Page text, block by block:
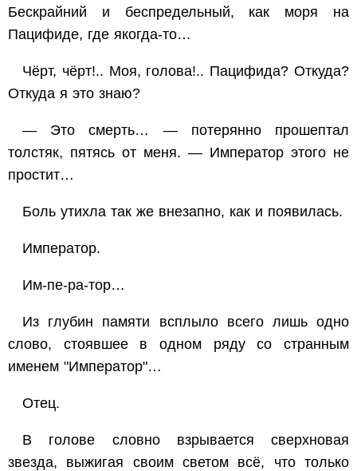
Бескрайний и беспредельный, как моря на
Пацифиде, где якогда-то…
Чёрт, чёрт!.. Моя, голова!.. Пацифида? Откуда?
Откуда я это знаю?
— Это смерть… — потерянно прошептал
толстяк, пятясь от меня. — Император этого не
простит…
Боль утихла так же внезапно, как и появилась.
Император.
Им-пе-ра-тор…
Из глубин памяти всплыло всего лишь одно
слово, стоявшее в одном ряду со странным
именем "Император"…
Отец.
В голове словно взрывается сверхновая
звезда, выжигая своим светом всё, что только